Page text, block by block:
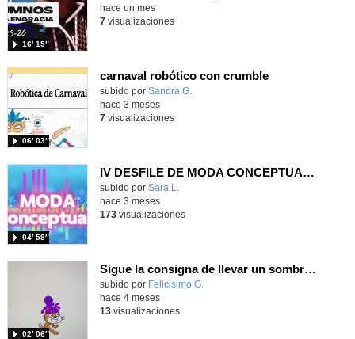
16′ 15″
hace un mes
7visualizaciones
carnaval robótico con crumble
Contenido educativo.
subido por Sandra G.
06′ 03″
hace 3 meses
7visualizaciones
IV DESFILE DE MODA CONCEPTUAL: MARES Y OCÉANOS IES VALLECAS I
Contenido educativo.
subido por Sara L.
04′ 58″
hace 3 meses
173visualizaciones
Sigue la consigna de llevar un sombrero de carnaval programando con Scratch
Contenido educativo.
subido por Felicisimo G.
02′ 06″
hace 4 meses
13visualizaciones